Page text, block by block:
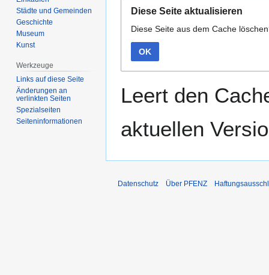
Navigation
springen
Suche
springen
Diese Seite aktualisieren
Diese Seite aus dem Cache
OK
Leert den
aktuellen
Städte und Gemeinden
Geschichte
Museum
Kunst
Werkzeuge
Links auf diese Seite
Änderungen an
verlinkten Seiten
Spezialseiten
Seiten­­informationen
Datenschutz Über PFENZ